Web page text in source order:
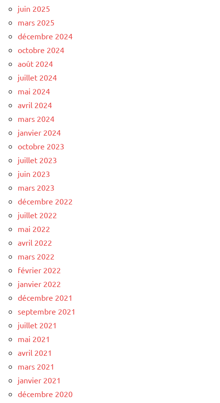
juin 2025
mars 2025
décembre 2024
octobre 2024
août 2024
juillet 2024
mai 2024
avril 2024
mars 2024
janvier 2024
octobre 2023
juillet 2023
juin 2023
mars 2023
décembre 2022
juillet 2022
mai 2022
avril 2022
mars 2022
février 2022
janvier 2022
décembre 2021
septembre 2021
juillet 2021
mai 2021
avril 2021
mars 2021
janvier 2021
décembre 2020